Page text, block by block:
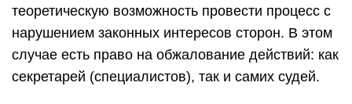
теоретическую возможность провести процесс с
нарушением законных интересов сторон. В этом
случае есть право на обжалование действий: как
секретарей (специалистов), так и самих судей.